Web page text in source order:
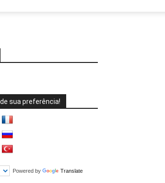
sua preferência!
Powered by Translate